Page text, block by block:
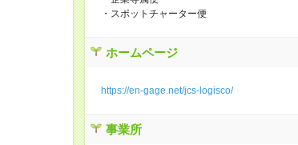
・スポットチャーター便
ホームページ
https://en-gage.net/jcs-logisco/
事業所